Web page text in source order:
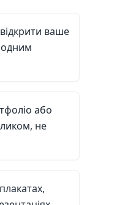
ваше
одним
або
не